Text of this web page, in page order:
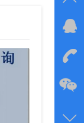
在线
咨询